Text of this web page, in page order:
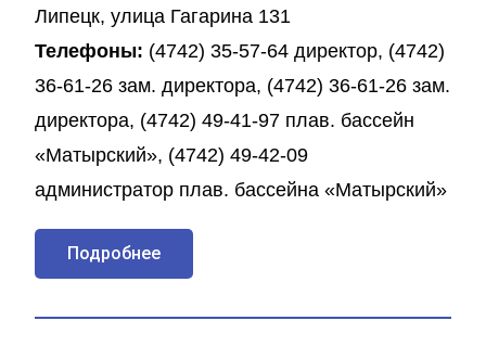
Липецк, улица Гагарина 131
Телефоны: (4742) 35-57-64 директор, (4742)
36-61-26 зам. директора, (4742) 36-61-26 зам.
директора, (4742) 49-41-97 плав. бассейн
«Матырский», (4742) 49-42-09
администратор плав. бассейна «Матырский»
Подробнее